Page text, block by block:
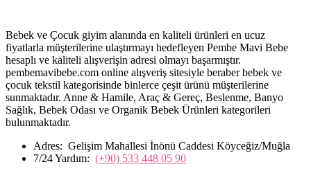
Bebek ve Çocuk giyim alanında en kaliteli ürünleri en ucuz
fiyatlarla müşterilerine ulaştırmayı hedefleyen Pembe Mavi Bebe
hesaplı ve kaliteli alışverişin adresi olmayı başarmıştır.
pembemavibebe.com online alışveriş sitesiyle beraber bebek ve
çocuk tekstil kategorisinde binlerce çeşit ürünü müşterilerine
sunmaktadır. Anne & Hamile, Araç & Gereç, Beslenme, Banyo
Sağlık, Bebek Odası ve Organik Bebek Ürünleri kategorileri
bulunmaktadır.
Adres: Gelişim Mahallesi İnönü Caddesi Köyceğiz/Muğla
7/24 Yardım: (+90) 533 448 05 90